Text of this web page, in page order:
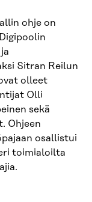
ohje on
Sitran Reilun
olleet
Olli
sekä
Ohjeen
osallistui
toimialoilta